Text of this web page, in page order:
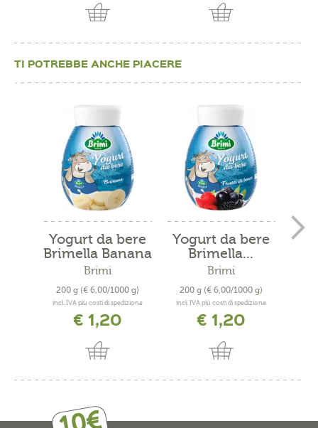
TI POTREBBE ANCHE PIACERE
Yogurt da bere
Brimella Banana
Brimi
200 g (€ 6,00/1000 g)
incl. IVA più costi di spedizione
€ 1,20
Yogurt da bere
Brimella...
Brimi
200 g (€ 6,00/1000 g)
incl. IVA più costi di spedizione
€ 1,20